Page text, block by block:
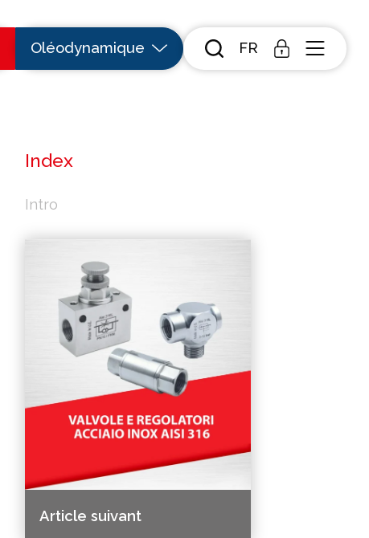
Oléodynamique FR
Index
Intro
Article suivant